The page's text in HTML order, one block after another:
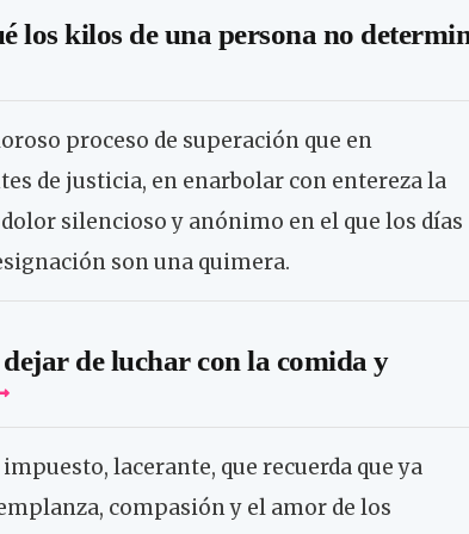
los kilos de una persona no
proceso de superación que en
de justicia, en enarbolar con entereza la
silencioso y anónimo en el que los días
son una quimera.
de luchar con la comida y
lacerante, que recuerda que ya
compasión y el amor de los